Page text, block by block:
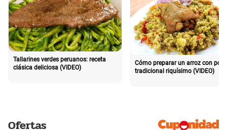
Tallarines verdes peruanos: receta
clásica deliciosa (VIDEO)
Cómo preparar un arroz con pollo
tradicional riquísimo (VIDEO)
Ofertas